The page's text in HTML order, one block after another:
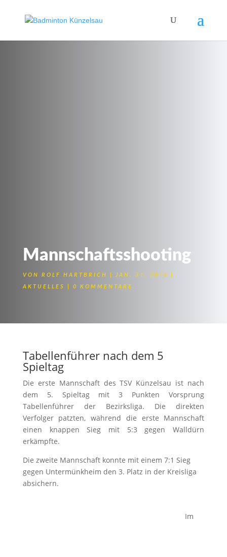
Mannschaftsshooting
VON ROLF HARTBRICH JAN. 31, 2016
AKTUELLES 0 KOMMENTARE
Tabellenführer nach dem 5
Spieltag
Die erste Mannschaft des TSV Künzelsau ist nach
dem 5. Spieltag mit 3 Punkten Vorsprung
Tabellenführer der Bezirksliga. Die direkten
Verfolger patzten, während die erste Mannschaft
einen knappen Sieg mit 5:3 gegen Walldürn
erkämpfte.
Die zweite Mannschaft konnte mit einem 7:1 Sieg
gegen Untermünkheim den 3. Platz in der Kreisliga
absichern.
Im